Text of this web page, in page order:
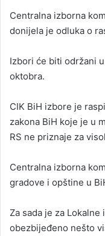
d
a
e
i
l
Centralna izborna
donijela je odluka o
Izbori će biti održani
oktobra.
CIK BiH izbore je
zakona BiH koje je u
RS ne priznaje za
Centralna izborna
gradove i opštine u
Za sada je za
obezbijeđeno nešto